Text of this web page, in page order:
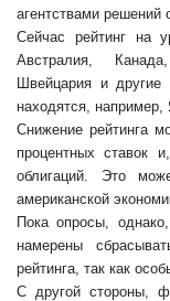
агентствами решений
Сейчас рейтинг на
Австралия,
Швейцария и
находятся,
Снижение рейтинга
процентных ставок
облигаций. Это
американской
Пока опросы,
намерены
рейтинга, так как
С другой стороны,